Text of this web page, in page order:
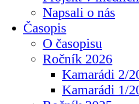
Napsali o nás
Časopis
O časopisu
Ročník 2026
Kamarádi 2/
Kamarádi 1/